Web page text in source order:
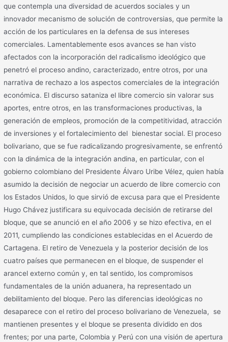
que contempla una diversidad de acuerdos sociales y un
innovador mecanismo de solución de controversias, que permite la
acción de los particulares en la defensa de sus intereses
comerciales. Lamentablemente esos avances se han visto
afectados con la incorporación del radicalismo ideológico que
penetró el proceso andino, caracterizado, entre otros, por una
narrativa de rechazo a los aspectos comerciales de la integración
económica. El discurso sataniza el libre comercio sin valorar sus
aportes, entre otros, en las transformaciones productivas, la
generación de empleos, promoción de la competitividad, atracción
de inversiones y el fortalecimiento del bienestar social. El proceso
bolivariano, que se fue radicalizando progresivamente, se enfrentó
con la dinámica de la integración andina, en particular, con el
gobierno colombiano del Presidente Álvaro Uribe Vélez, quien había
asumido la decisión de negociar un acuerdo de libre comercio con
los Estados Unidos, lo que sirvió de excusa para que el Presidente
Hugo Chávez justificara su equivocada decisión de retirarse del
bloque, que se anunció en el año 2006 y se hizo efectiva, en el
2011, cumpliendo las condiciones establecidas en el Acuerdo de
Cartagena. El retiro de Venezuela y la posterior decisión de los
cuatro países que permanecen en el bloque, de suspender el
arancel externo común y, en tal sentido, los compromisos
fundamentales de la unión aduanera, ha representado un
debilitamiento del bloque. Pero las diferencias ideológicas no
desaparece con el retiro del proceso bolivariano de Venezuela, se
mantienen presentes y el bloque se presenta dividido en dos
frentes; por una parte, Colombia y Perú con una visión de apertura